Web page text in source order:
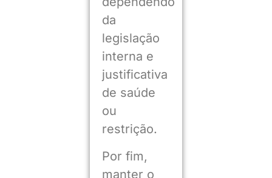
da
legislação
interna e
justificativa
de saúde
ou
restrição.
Por fim,
manter o